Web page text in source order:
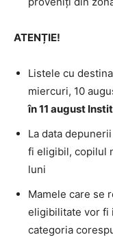
ATENȚIE!
Listele cu
miercuri, 10
în 11 august
La data
fi eligibil, copilul
luni
Mamele care se
eligibilitate vor fi
categoria